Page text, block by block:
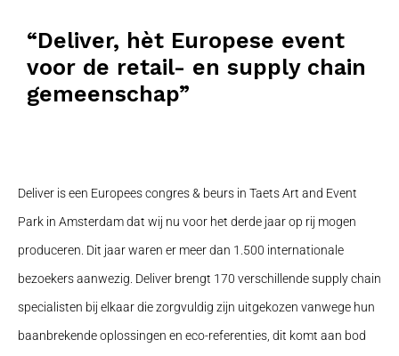
“Deliver, hèt Europese event
voor de retail- en supply chain
gemeenschap”
Deliver is een Europees congres & beurs in Taets Art and Event
Park in Amsterdam dat wij nu voor het derde jaar op rij mogen
produceren. Dit jaar waren er meer dan 1.500 internationale
bezoekers aanwezig. Deliver brengt 170 verschillende supply chain
specialisten bij elkaar die zorgvuldig zijn uitgekozen vanwege hun
baanbrekende oplossingen en eco-referenties, dit komt aan bod